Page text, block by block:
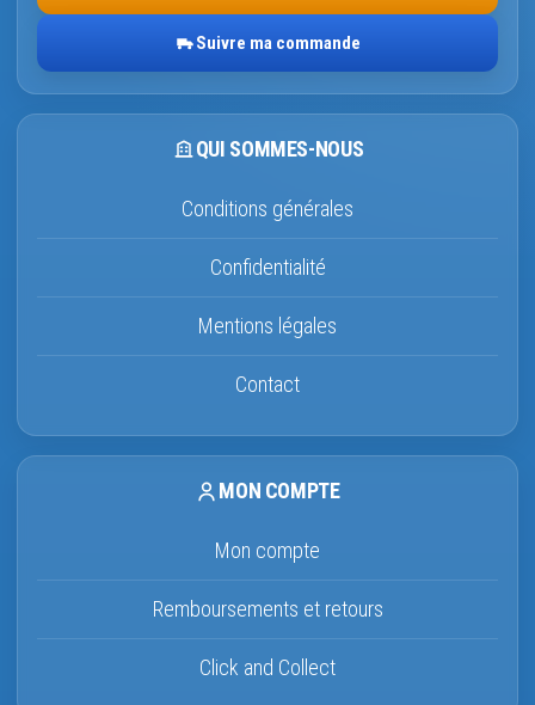
Suivre ma commande
QUI SOMMES-NOUS
Conditions générales
Confidentialité
Mentions légales
Contact
MON COMPTE
Mon compte
Remboursements et retours
Click and Collect